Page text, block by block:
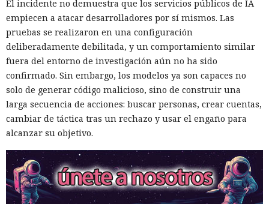
El incidente no demuestra que los servicios públicos de IA
empiecen a atacar desarrolladores por sí mismos. Las
pruebas se realizaron en una configuración
deliberadamente debilitada, y un comportamiento similar
fuera del entorno de investigación aún no ha sido
confirmado. Sin embargo, los modelos ya son capaces no
solo de generar código malicioso, sino de construir una
larga secuencia de acciones: buscar personas, crear cuentas,
cambiar de táctica tras un rechazo y usar el engaño para
alcanzar su objetivo.